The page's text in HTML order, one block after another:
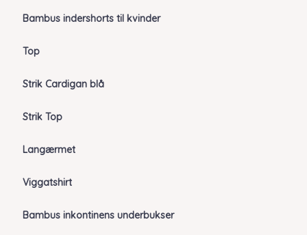
Bambus indershorts til kvinder
Top
Strik Cardigan blå
Strik Top
Langærmet
Viggatshirt
Bambus inkontinens underbukser